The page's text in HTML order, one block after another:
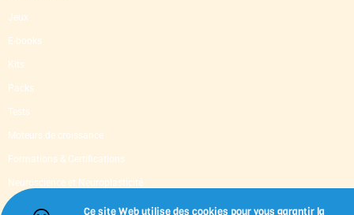
Jeux
E-books
Kits
Packs
Tests
Moteurs de croissance
Formations & Certifications
Neuroscience et Neuroplasticité
Supervision & MentoringCe site Web utilise des cookies pour vous garantir la